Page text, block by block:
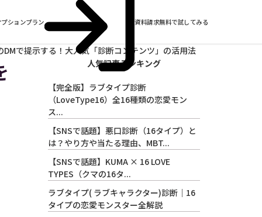
ションプラン 資料請求無料で試してみる
で提示する！大人気「診断コンテンツ」の活用法
人気記事ランキング
【完全版】ラブタイプ診断
（LoveType16）全16種類の恋愛モン
ス...
【SNSで話題】悪口診断（16タイプ）と
は？やり方や当たる理由、MBT...
【SNSで話題】KUMA × 16 LOVE
TYPES（クマの16タ...
ラブタイプ( ラブキャラクター)診断｜16
タイプの恋愛モンスター全解説